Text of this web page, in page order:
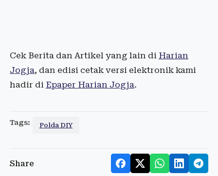
Cek Berita dan Artikel yang lain di Harian
Jogja, dan edisi cetak versi elektronik kami
hadir di Epaper Harian Jogja.
Tags: Polda DIY
Share